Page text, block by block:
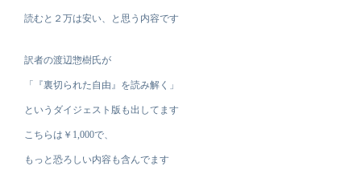
読むと２万は安い、と思う内容です
訳者の渡辺惣樹氏が
「『裏切られた自由』を読み解く」
というダイジェスト版も出してます
こちらは￥1,000で、
もっと恐ろしい内容も含んでます